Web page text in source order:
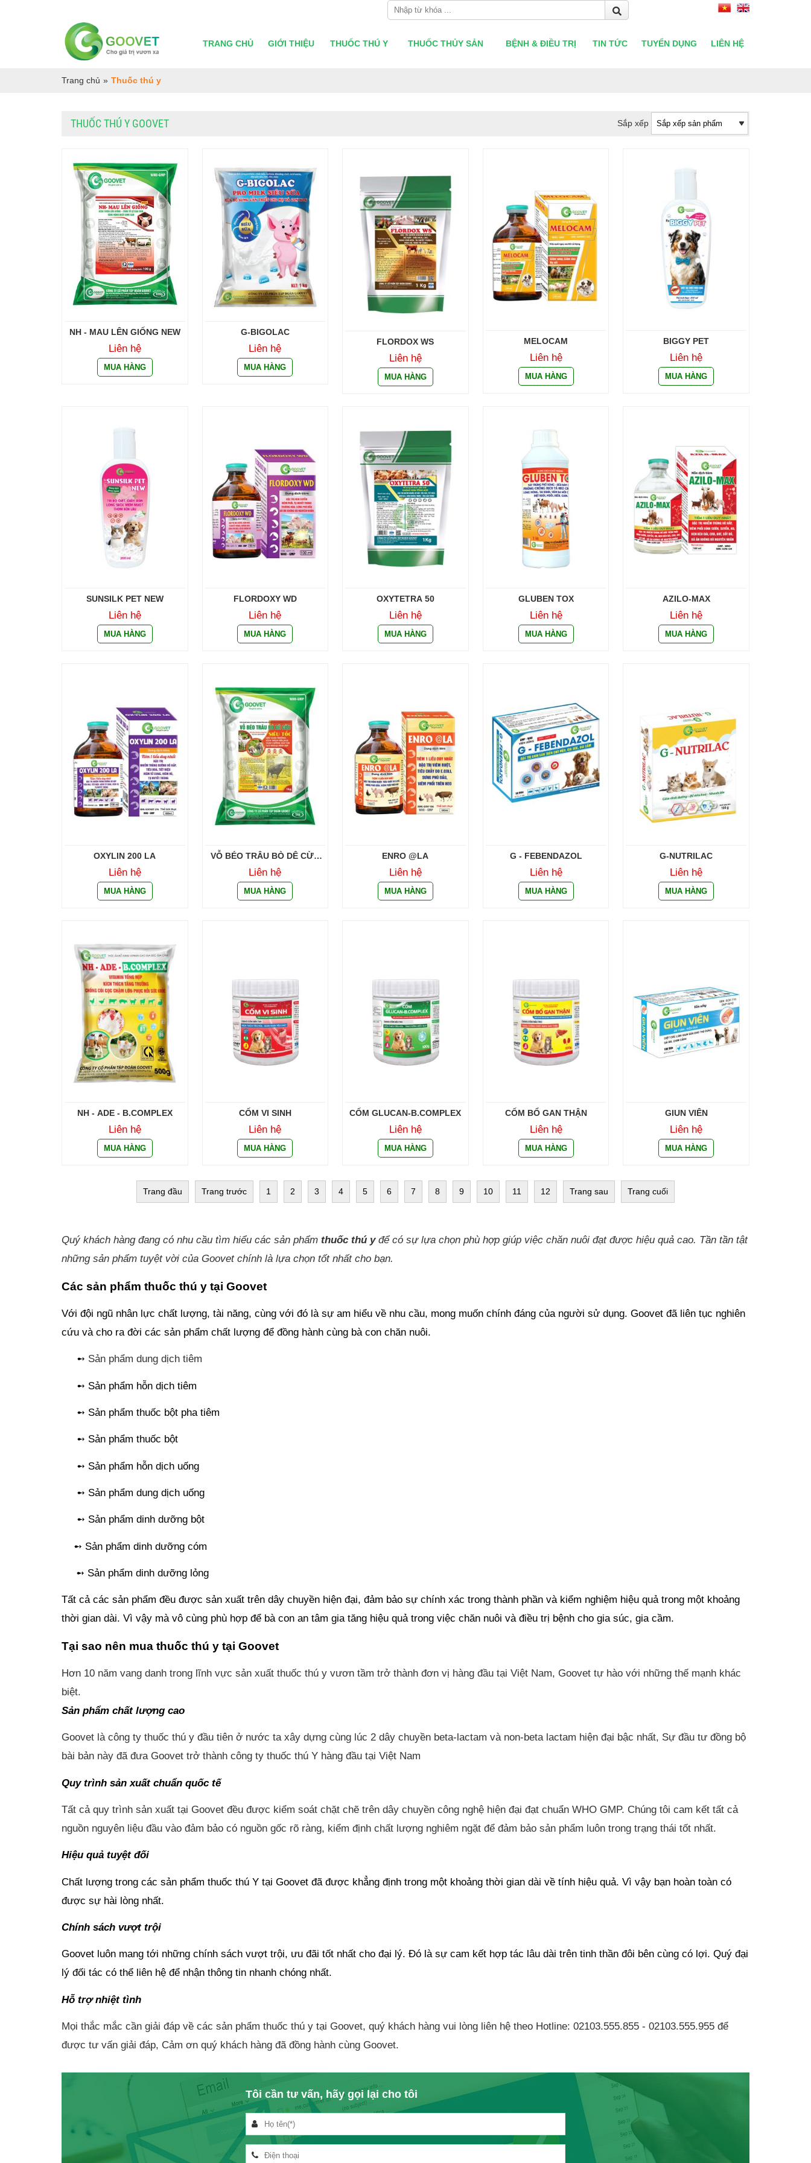
TRANG CHỦ GIỚI THIỆU THUỐC THÚ Y THUỐC THỦY SẢN BỆNH & ĐIỀU TRỊ TIN TỨC TUYỂN DỤNG LIÊN HỆ
Trang chủ » Thuốc thú y
THUỐC THÚ Y GOOVET Sắp xếp
NH - MAU LÊN GIỐNG NEW
Liên hệ
G-BIGOLAC
Liên hệ
FLORDOX WS
Liên hệ
MELOCAM
Liên hệ
BIGGY PET
Liên hệ
SUNSILK PET NEW
Liên hệ
FLORDOXY WD
Liên hệ
OXYTETRA 50
Liên hệ
GLUBEN TOX
Liên hệ
AZILO-MAX
Liên hệ
OXYLIN 200 LA
Liên hệ
VỖ BÉO TRÂU BÒ DÊ CỪU
SIÊU TỐC
Liên hệ
ENRO @LA
Liên hệ
G - FEBENDAZOL
Liên hệ
G-NUTRILAC
Liên hệ
NH - ADE - B.COMPLEX
Liên hệ
CỐM VI SINH
Liên hệ
CỐM GLUCAN-B.COMPLEX
Liên hệ
CỐM BỔ GAN THẬN
Liên hệ
GIUN VIÊN
Liên hệ
Trang đầu Trang trước 1 2 3 4 5 6 7 8 9 10 11 12 Trang sau Trang cuối
Quý khách hàng đang có nhu cầu tìm hiểu các sản phẩm thuốc thú y để có sự lựa chọn phù hợp giúp việc chăn nuôi đạt được hiệu quả cao. Tần tần tật
những sản phẩm tuyệt vời của Goovet chính là lựa chọn tốt nhất cho bạn.
Các sản phẩm thuốc thú y tại Goovet
Với đội ngũ nhân lực chất lượng, tài năng, cùng với đó là sự am hiểu về nhu cầu, mong muốn chính đáng của người sử dụng. Goovet đã liên tục nghiên
cứu và cho ra đời các sản phẩm chất lượng để đồng hành cùng bà con chăn nuôi.
➻ Sản phẩm dung dịch tiêm
➻ Sản phẩm hỗn dịch tiêm
➻ Sản phẩm thuốc bột pha tiêm
➻ Sản phẩm thuốc bột
➻ Sản phẩm hỗn dịch uống
➻ Sản phẩm dung dịch uống
➻ Sản phẩm dinh dưỡng bột
➻ Sản phẩm dinh dưỡng cóm
➻ Sản phẩm dinh dưỡng lỏng
Tất cả các sản phẩm đều được sản xuất trên dây chuyền hiện đại, đảm bảo sự chính xác trong thành phần và kiểm nghiệm hiệu quả trong một khoảng
thời gian dài. Vì vậy mà vô cùng phù hợp để bà con an tâm gia tăng hiệu quả trong việc chăn nuôi và điều trị bệnh cho gia súc, gia cầm.
Tại sao nên mua thuốc thú y tại Goovet
Hơn 10 năm vang danh trong lĩnh vực sản xuất thuốc thú y vươn tầm trở thành đơn vị hàng đầu tại Việt Nam, Goovet tự hào với những thế mạnh khác
biệt.
Sản phẩm chất lượng cao
Goovet là công ty thuốc thú y đầu tiên ở nước ta xây dựng cùng lúc 2 dây chuyền beta-lactam và non-beta lactam hiện đại bậc nhất, Sự đầu tư đồng bộ
bài bản này đã đưa Goovet trở thành công ty thuốc thú Y hàng đầu tại Việt Nam
Quy trình sản xuất chuẩn quốc tế
Tất cả quy trình sản xuất tại Goovet đều được kiểm soát chặt chẽ trên dây chuyền công nghệ hiện đại đạt chuẩn WHO GMP. Chúng tôi cam kết tất cả
nguồn nguyên liệu đầu vào đảm bảo có nguồn gốc rõ ràng, kiểm định chất lượng nghiêm ngặt để đảm bảo sản phẩm luôn trong trạng thái tốt nhất.
Hiệu quả tuyệt đối
Chất lượng trong các sản phẩm thuốc thú Y tại Goovet đã được khẳng định trong một khoảng thời gian dài về tính hiệu quả. Vì vậy bạn hoàn toàn có
được sự hài lòng nhất.
Chính sách vượt trội
Goovet luôn mang tới những chính sách vượt trội, ưu đãi tốt nhất cho đại lý. Đó là sự cam kết hợp tác lâu dài trên tinh thần đôi bên cùng có lợi. Quý đại
lý đối tác có thể liên hệ để nhận thông tin nhanh chóng nhất.
Hỗ trợ nhiệt tình
Mọi thắc mắc cần giải đáp về các sản phẩm thuốc thú y tại Goovet, quý khách hàng vui lòng liên hệ theo Hotline: 02103.555.855 - 02103.555.955 để
được tư vấn giải đáp, Cảm ơn quý khách hàng đã đồng hành cùng Goovet.
Tôi cần tư vấn, hãy gọi lại cho tôi